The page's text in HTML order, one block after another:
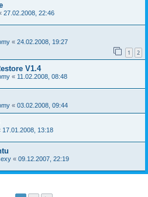
27.02.2008, 22:46
« 24.02.2008, 19:27
1 2
V1.4
« 11.02.2008, 08:48
« 03.02.2008, 09:44
17.01.2008, 13:18
« 09.12.2007, 22:19